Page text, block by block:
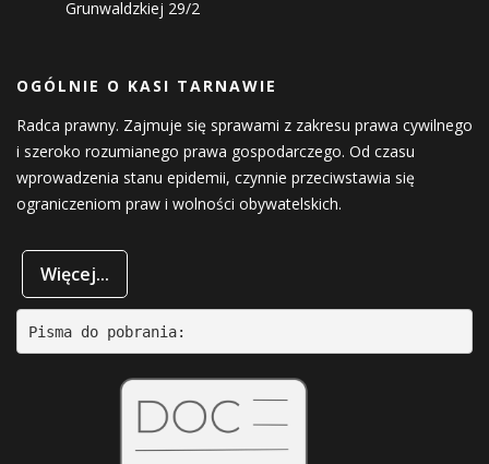
Grunwaldzkiej 29/2
OGÓLNIE O KASI TARNAWIE
Radca prawny. Zajmuje się sprawami z zakresu prawa cywilnego
i szeroko rozumianego prawa gospodarczego. Od czasu
wprowadzenia stanu epidemii, czynnie przeciwstawia się
ograniczeniom praw i wolności obywatelskich.
Więcej...
Pisma do pobrania: